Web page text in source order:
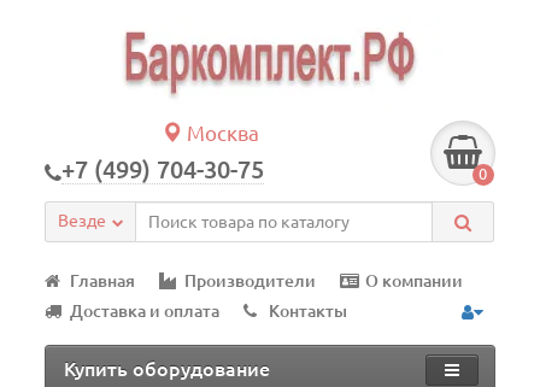
Москва
+7 (499) 704-30-75 0
Везде
Главная Производители
О компании
Доставка и оплата
Контакты
Купить оборудование